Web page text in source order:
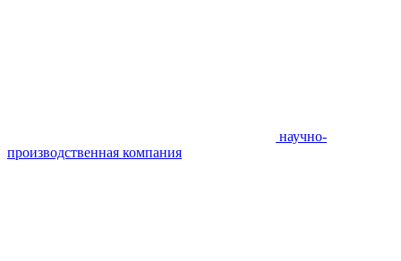
научно-
производственная компания